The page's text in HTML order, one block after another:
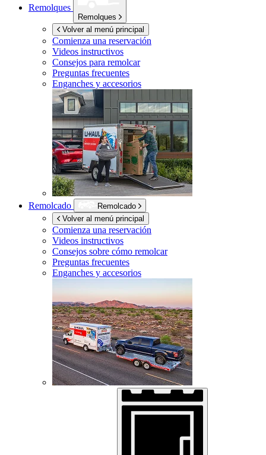
Remolques
Remolques
Volver al menú principal
Comienza una reservación
Videos instructivos
Consejos para remolcar
Preguntas frecuentes
Enganches y accesorios
Remolcado
Remolcado
Volver al menú principal
Comienza una reservación
Videos instructivos
Consejos sobre cómo remolcar
Preguntas frecuentes
Enganches y accesorios